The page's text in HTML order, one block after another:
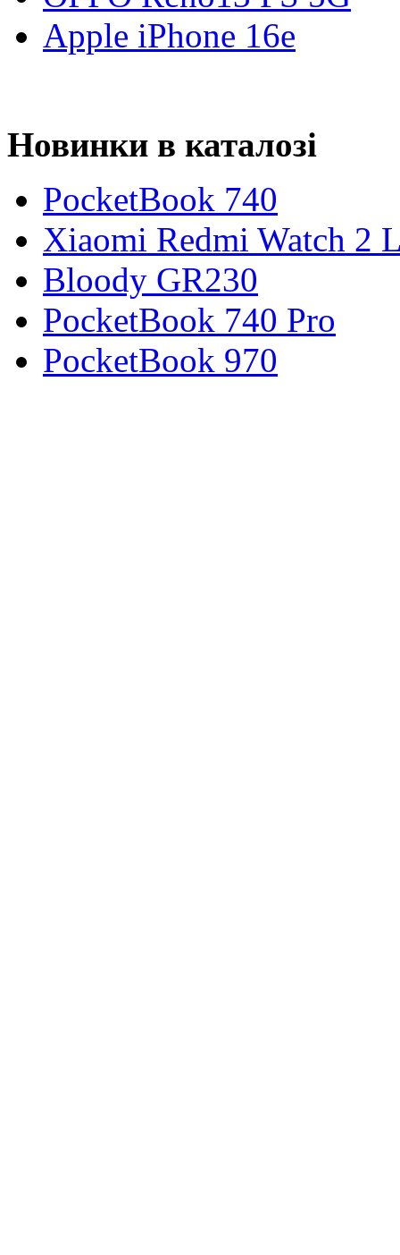
Apple iPhone 16e
Новинки в каталозі
PocketBook 740
Xiaomi Redmi Watch 2
Bloody GR230
PocketBook 740 Pro
PocketBook 970